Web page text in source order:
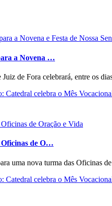
a Novena …
de Fora celebrará, entre os
Catedral celebra o Mês
Oficinas de O…
uma nova turma das Oficinas
Catedral celebra o Mês